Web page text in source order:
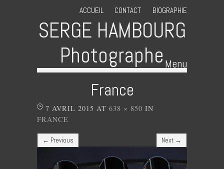
ACCUEIL CONTACT BIOGRAPHIE
SERGE HAMBOURG
Photographe Menu
France
7 AVRIL 2015 AT 638 × 850 IN
FRANCE
← Previous Next →